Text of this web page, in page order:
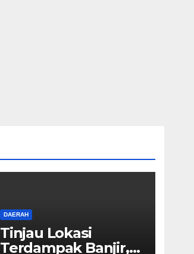
DAERAH
Tinjau Lokasi
Terdampak Banjir,